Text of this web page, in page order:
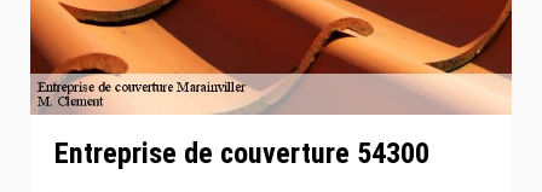
Entreprise de couverture 54300